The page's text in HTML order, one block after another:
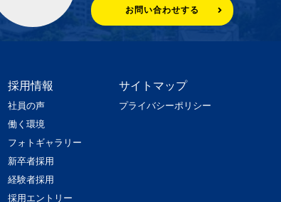
お問い合わせする
採用情報
社員の声
働く環境
フォトギャラリー
新卒者採用
経験者採用
採用エントリー
サイトマップ
プライバシーポリシー